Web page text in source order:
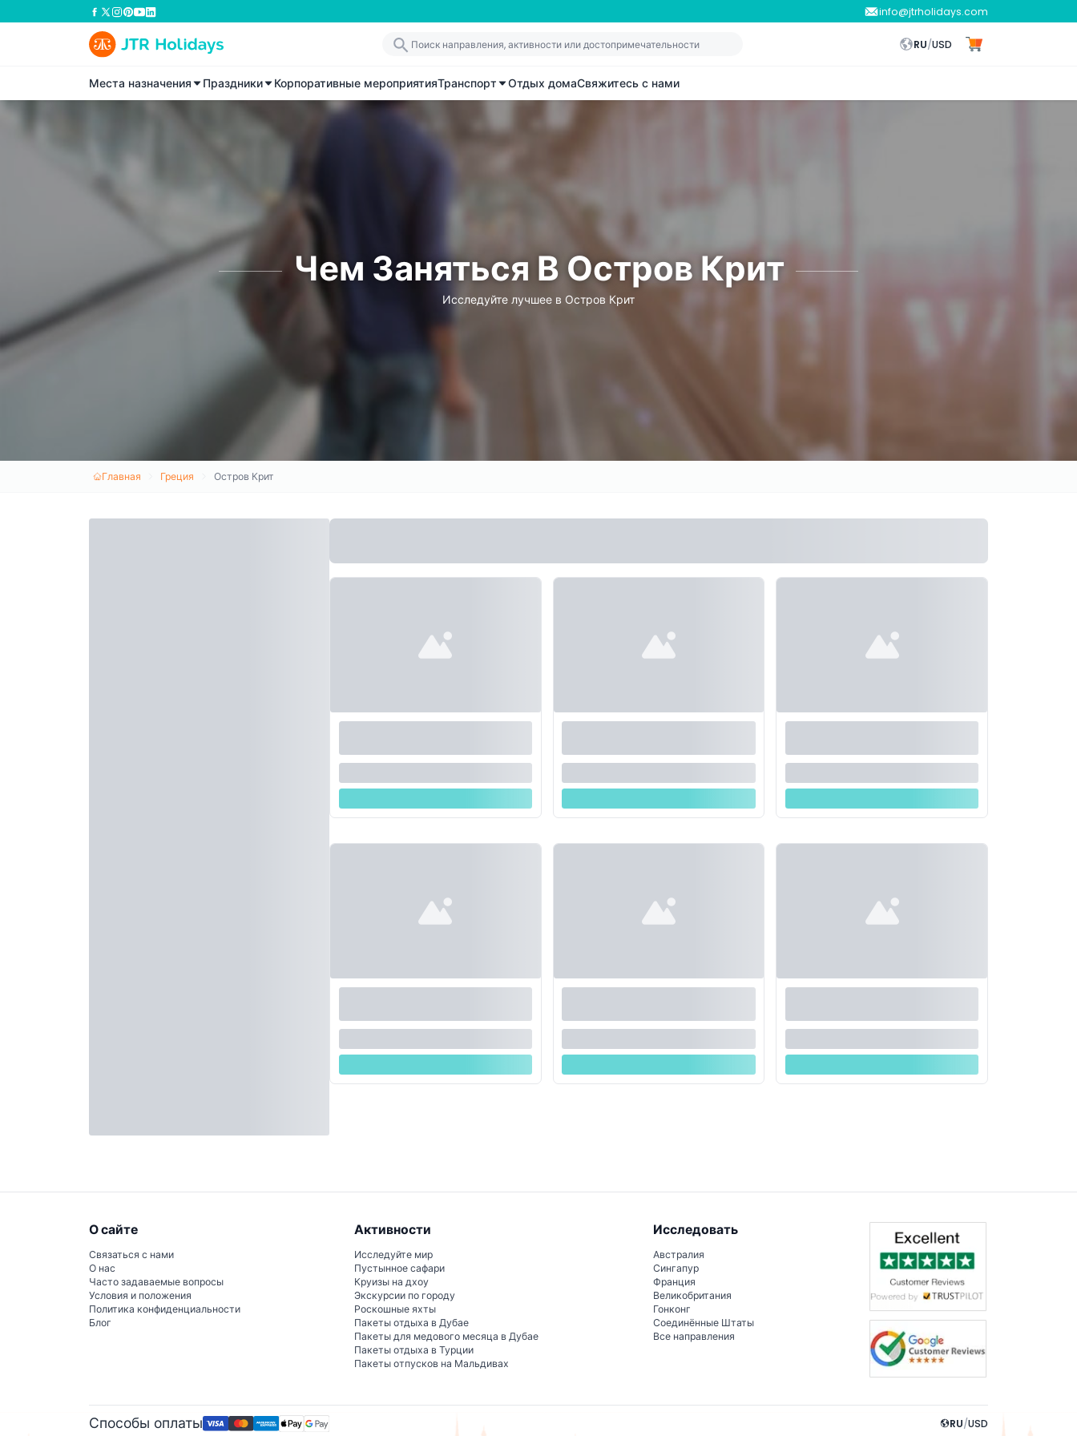
info@jtrholidays.com
RU/USD
Места назначения Праздники Корпоративные мероприятияТранспорт Отдых домаСвяжитесь с нами
Чем Заняться В Остров Крит
Исследуйте лучшее в Остров Крит
Главная Греция Остров Крит
О сайте
Связаться с нами
О нас
Часто задаваемые вопросы
Условия и положения
Политика конфиденциальности
Блог
Активности
Исследуйте мир
Пустынное сафари
Круизы на дхоу
Экскурсии по городу
Роскошные яхты
Пакеты отдыха в Дубае
Пакеты для медового месяца в Дубае
Пакеты отдыха в Турции
Пакеты отпусков на Мальдивах
Исследовать
Австралия
Сингапур
Франция
Великобритания
Гонконг
Соединённые Штаты
Все направления
Способы оплаты RU/USD